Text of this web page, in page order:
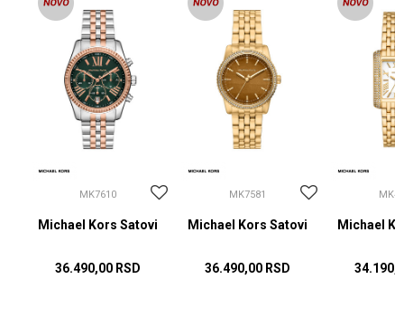
MK7610
Michael Kors Satovi
36.490,00 RSD
MK7581
Michael Kors Satovi
36.490,00 RSD
Michael